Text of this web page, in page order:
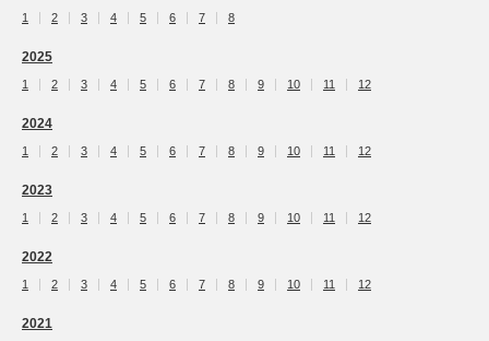
1 2 3 4 5 6 7 8
2025
1 2 3 4 5 6 7 8 9 10 11 12
2024
1 2 3 4 5 6 7 8 9 10 11 12
2023
1 2 3 4 5 6 7 8 9 10 11 12
2022
1 2 3 4 5 6 7 8 9 10 11 12
2021